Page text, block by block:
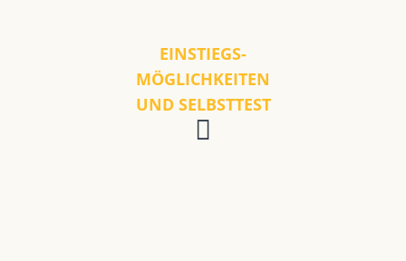
EINSTIEGS-
MÖGLICHKEITEN
UND SELBSTTEST